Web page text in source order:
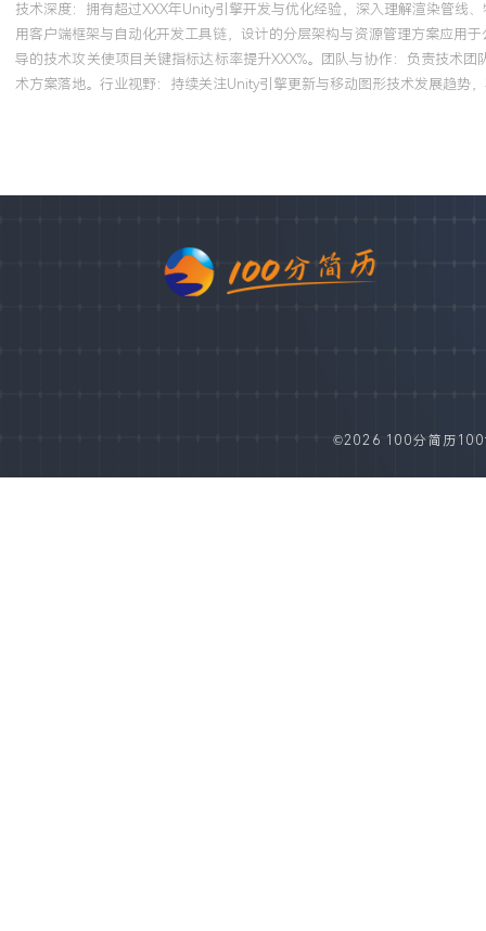
技术深度：拥有超过XXX年Unity引擎开发与优化经验，深入理解渲染管线
用客户端框架与自动化开发工具链，设计的分层架构与资源管理方案应用
导的技术攻关使项目关键指标达标率提升XXX%。团队与协作：负责技术
术方案落地。行业视野：持续关注Unity引擎更新与移动图形技术发展趋势
©2026 100分简历